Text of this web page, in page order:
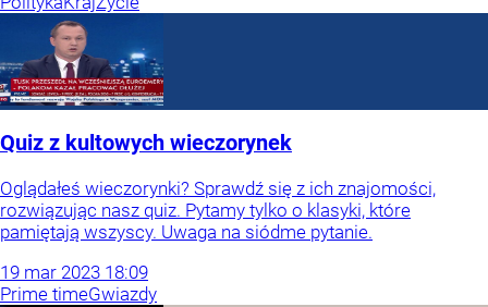
Quiz z kultowych wieczorynek
Oglądałeś wieczorynki? Sprawdź się z ich znajomości,
rozwiązując nasz quiz. Pytamy tylko o klasyki, które
pamiętają wszyscy. Uwaga na siódme pytanie.
19 mar 2023 18:09
Prime timeGwiazdy